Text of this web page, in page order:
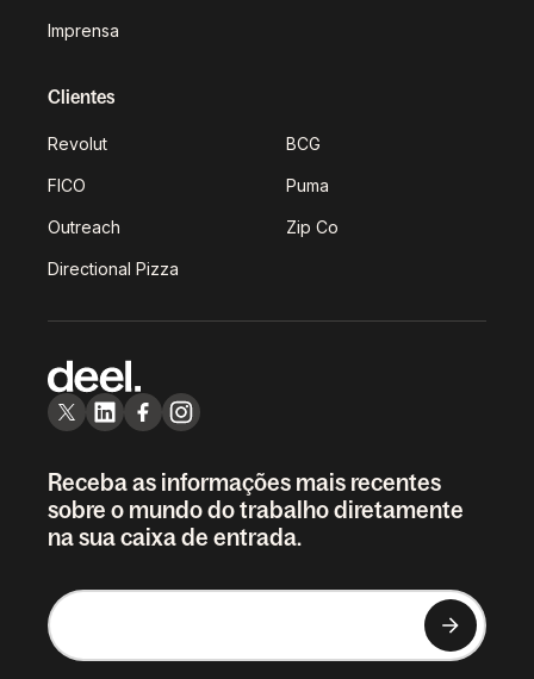
Imprensa
Clientes
Revolut BCG
FICO Puma
Outreach Zip Co
Directional Pizza
Receba as informações mais recentes
sobre o mundo do trabalho diretamente
na sua caixa de entrada.